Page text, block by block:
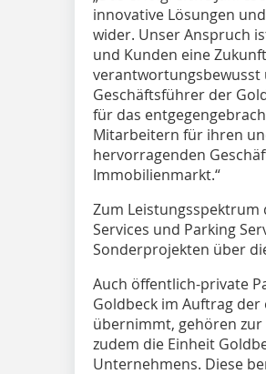
innovative Lösungen
wider. Unser Anspruch
und Kunden eine
verantwortungsbewusst
Geschäftsführer der
für das
Mitarbeitern für ihren
hervorragenden
Immobilienmarkt.“
Zum Leistungsspektrum
Services und Parking
Sonderprojekten über
Auch öffentlich-private
Goldbeck im Auftrag
übernimmt, gehören zur
zudem die Einheit
Unternehmens. Diese